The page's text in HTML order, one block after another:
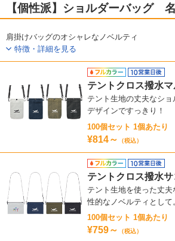
【個性派】ショルダーバッグ
肩掛けバッグのオシャレなノベルティ
特徴・詳細を見る
テントクロス撥水
テント生地の丈夫なシ
デザインですっきり！
100個セット 1個あたり
¥814～ （税込）
テントクロス撥水
テント生地を使った丈
性的なノベルティとして
100個セット 1個あたり
¥759～ （税込）